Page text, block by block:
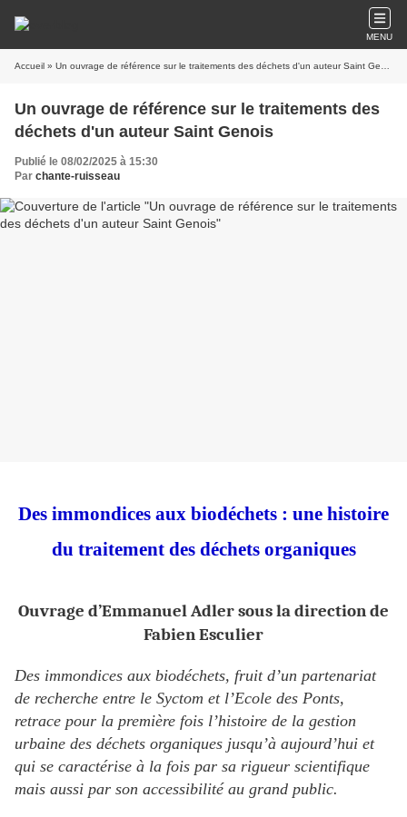
MENU
Accueil » Un ouvrage de référence sur le traitements des déchets d'un auteur Saint Genois
Un ouvrage de référence sur le traitements des
déchets d'un auteur Saint Genois
Publié le 08/02/2025 à 15:30
Par chante-ruisseau
Des immondices aux biodéchets : une histoire
du traitement des déchets organiques
Ouvrage d’Emmanuel Adler sous la direction de
Fabien Esculier
Des immondices aux biodéchets, fruit d’un partenariat
de recherche entre le Syctom et l’Ecole des Ponts,
retrace pour la première fois l’histoire de la gestion
urbaine des déchets organiques jusqu’à aujourd’hui et
qui se caractérise à la fois par sa rigueur scientifique
mais aussi par son accessibilité au grand public.